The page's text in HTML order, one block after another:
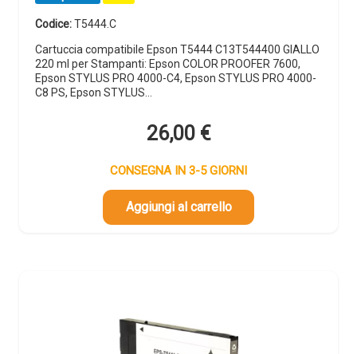
Codice:T5444.C
Cartuccia compatibile Epson T5444 C13T544400 GIALLO
220 ml per Stampanti: Epson COLOR PROOFER 7600,
Epson STYLUS PRO 4000-C4, Epson STYLUS PRO 4000-
C8 PS, Epson STYLUS…
26,00 €
CONSEGNA IN 3-5 GIORNI
Aggiungi al carrello